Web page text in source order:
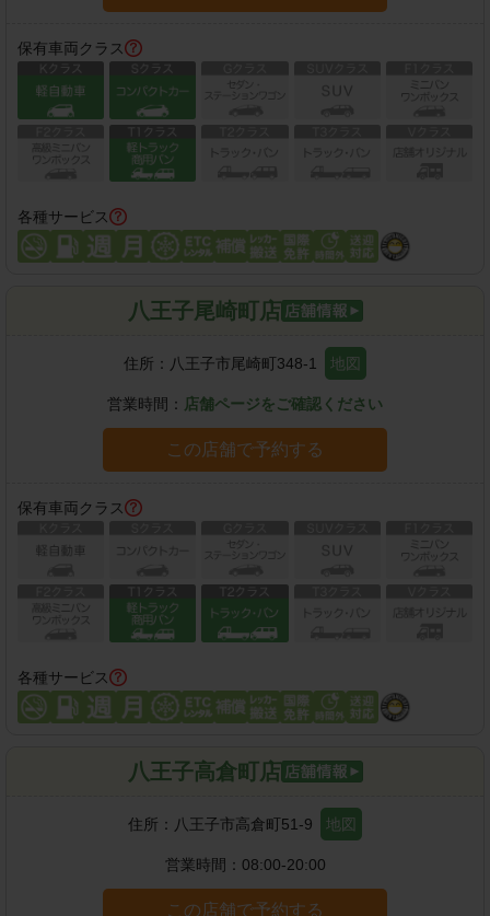
保有車両クラス
各種サービス
八王子尾崎町店
住所： 八王子市尾崎町348-1 地図
営業時間： 店舗ページをご確認ください
この店舗で予約する
保有車両クラス
各種サービス
八王子高倉町店
住所： 八王子市高倉町51-9 地図
営業時間： 08:00-20:00
この店舗で予約する